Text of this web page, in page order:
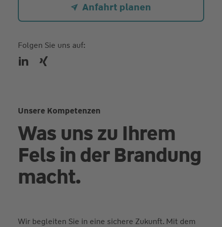
Anfahrt planen
Folgen Sie uns auf:
Unsere Kompetenzen
Was uns zu Ihrem
Fels in der Brandung
macht.
Wir begleiten Sie in eine sichere Zukunft. Mit dem